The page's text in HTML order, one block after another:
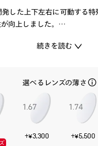
発した上下左右に可動する
向上しました。
壊れにくさと安全性を両立。
日常の動作をよりスムーズに
用ケースが通常サービスケー
付属します。
限定数に達したため、終了
続きを読む
選べるレンズの薄さ
+¥3,300 +¥5,500